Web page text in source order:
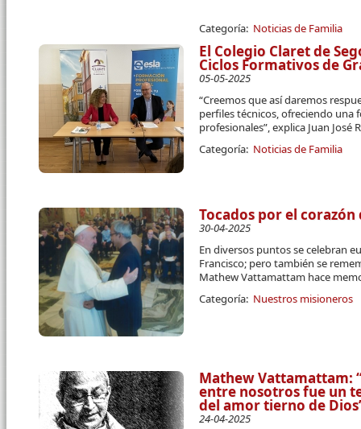
Categoría: Noticias de Familia
El Colegio Claret de
Ciclos Formativos de
05-05-2025
“Creemos que así daremos
perfiles técnicos, ofreciendo una
profesionales”, explica Juan José
Categoría: Noticias de Familia
Tocados por el
30-04-2025
En diversos puntos se celebran
Francisco; pero también se
Mathew Vattamattam hace
Categoría: Nuestros misioneros
Mathew Vattamattam:
entre nosotros fue un
del amor tierno de
24-04-2025